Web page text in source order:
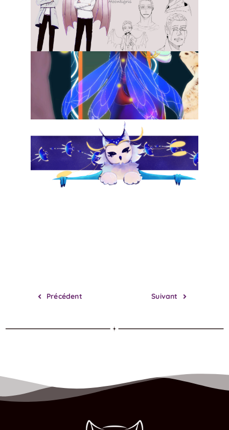
Précédent Suivant